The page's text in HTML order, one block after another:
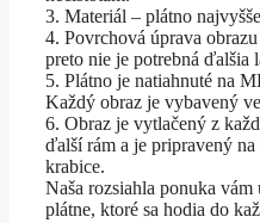
3. Materiál – plátno
4. Povrchová úprava
preto nie je potrebná ďalšia
5. Plátno je natiahnuté na
Každý obraz je vybavený
6. Obraz je vytlačený z
ďalší rám a je pripravený
krabice.
Naša rozsiahla ponuka
plátne, ktoré sa hodia do